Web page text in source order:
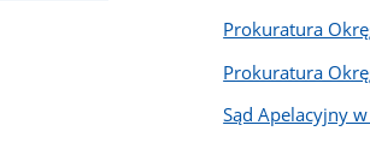
Prokuratura
Prokuratura
Sąd Apelacyjny